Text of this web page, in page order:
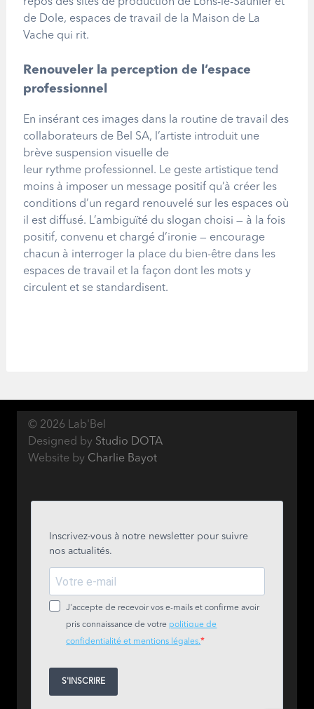
repos des sites de production de Lons-le-Saunier et
de Dole, espaces de travail de la Maison de La
Vache qui rit.
Renouveler la perception de l ’espace
professionnel
En insérant ces images dans la routine de travail des
collaborateurs de Bel SA, l’artiste introduit une
brève suspension visuelle de
leur rythme professionnel. Le geste artistique tend
moins à imposer un message positif qu’à créer les
conditions d’un regard renouvelé sur les espaces où
il est diffusé. L’ambiguïté du slogan choisi — à la fois
positif, convenu et chargé d’ironie — encourage
chacun à interroger la place du bien-être dans les
espaces de travail et la façon dont les mots y
circulent et se standardisent.
© 2026 Lab'Bel
Designed by Studio DOTA
Website by Charlie Bayot
Inscrivez-vous à notre newsletter pour suivre
nos actualités.
J'accepte de recevoir vos e-mails et confirme avoir
pris connaissance de votre politique de
confidentialité et mentions légales.
S'INSCRIRE